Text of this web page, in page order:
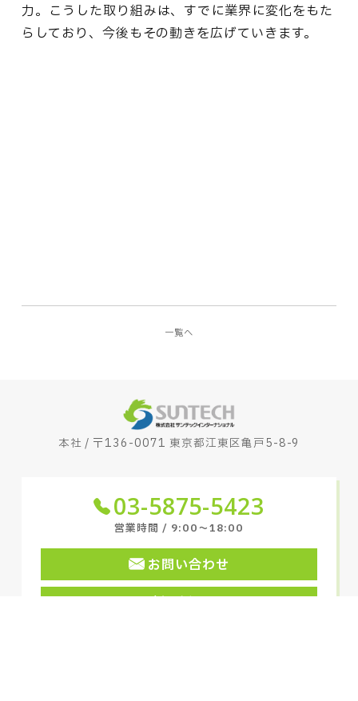
力。こうした取り組みは、すでに業界に変化をもた
らしており、今後もその動きを広げていきます。
一覧へ
本社 / 〒136-0071 東京都江東区亀戸5-8-9
03-5875-5423
営業時間 / 9:00〜18:00
お問い合わせ
新卒採用